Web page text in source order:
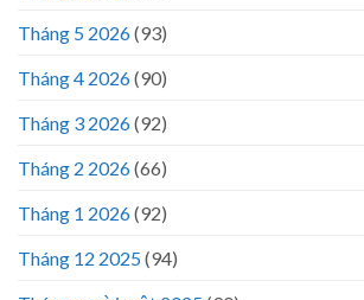
Tháng 5 2026(93)
Tháng 4 2026(90)
Tháng 3 2026(92)
Tháng 2 2026(66)
Tháng 1 2026(92)
Tháng 12 2025(94)